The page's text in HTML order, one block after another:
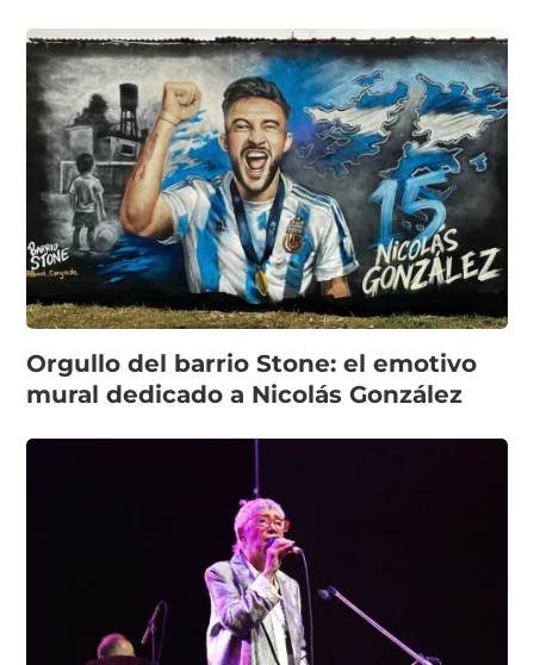
Orgullo del barrio Stone: el emotivo
mural dedicado a Nicolás González